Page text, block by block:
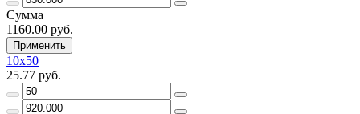
Сумма
1160.00 руб.
Применить
10х50
25.77 руб.